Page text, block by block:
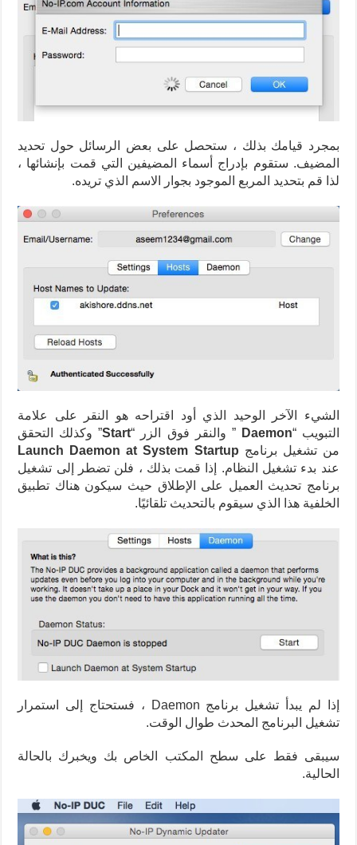
بمجرد قيامك بذلك ، ستحصل على بعض الرسائل حول تحديد
المضيف. ستقوم بإدراج أسماء المضيفين التي قمت بإنشائها ،
لذا قم بتحديد المربع الموجود بجوار الاسم الذي تريده.
الشيء الآخر الوحيد الذي أود اقتراحه هو النقر على علامة
التبويب “Daemon ” والنقر فوق الزر “Start” وكذلك التحقق
من تشغيل برنامج Launch Daemon at System Startup
عند بدء تشغيل النظام. إذا قمت بذلك ، فلن تضطر إلى تشغيل
برنامج تحديث العميل على الإطلاق حيث سيكون هناك تطبيق
الخلفية هذا الذي سيقوم بالتحديث تلقائيًا.
إذا لم يبدأ تشغيل برنامج Daemon ، فستحتاج إلى استمرار
تشغيل البرنامج المحدث طوال الوقت.
سيبقى فقط على سطح المكتب الخاص بك ويخبرك بالحالة
الحالية.